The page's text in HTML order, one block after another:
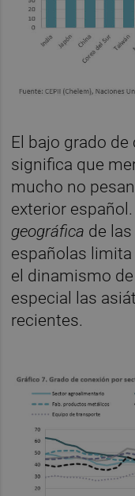
El bajo grado
significa que
mucho no
exterior
geográfica de
españolas
el dinamismo
especial las
recientes.